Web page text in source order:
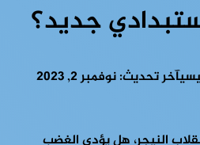
جديد؟
آخر تحديث: نوفمبر 2, 2023